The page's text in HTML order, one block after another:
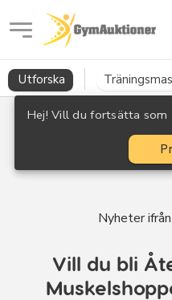
Hej! Vill du fortsätta som
Utforska
Nyheter
Vill du bli